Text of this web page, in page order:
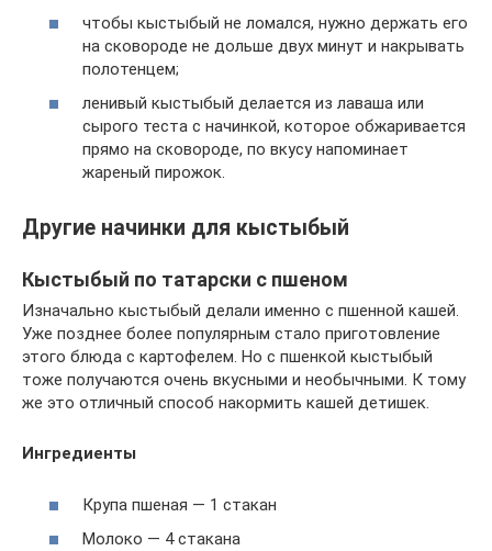
чтобы кыстыбый не ломался, нужно держать его
на сковороде не дольше двух минут и накрывать
полотенцем;
ленивый кыстыбый делается из лаваша или
сырого теста с начинкой, которое обжаривается
прямо на сковороде, по вкусу напоминает
жареный пирожок.
Другие начинки для кыстыбый
Кыстыбый по татарски с пшеном
Изначально кыстыбый делали именно с пшенной кашей.
Уже позднее более популярным стало приготовление
этого блюда с картофелем. Но с пшенкой кыстыбый
тоже получаются очень вкусными и необычными. К тому
же это отличный способ накормить кашей детишек.
Ингредиенты
Крупа пшеная — 1 стакан
Молоко — 4 стакана